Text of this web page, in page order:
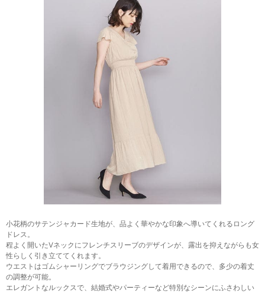
小花柄のサテンジャカード生地が、品よく華やかな印象へ導いてくれるロング
ドレス。
程よく開いたVネックにフレンチスリーブのデザインが、露出を抑えながらも女
性らしく引き立ててくれます。
ウエストはゴムシャーリングでブラウジングして着用できるので、多少の着丈
の調整が可能。
エレガントなルックスで、結婚式やパーティーなど特別なシーンにふさわしい